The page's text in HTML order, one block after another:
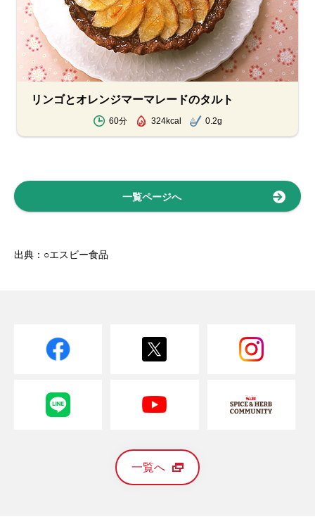
リンゴとオレンジマーマレードのタルト
60分 324kcal 0.2g
一覧ページへ
出典：○エスビー食品
一覧へ